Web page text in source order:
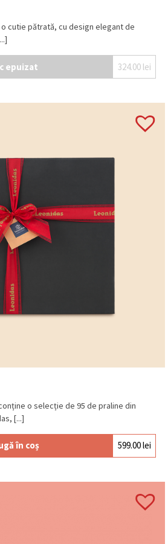
cutie pătrată, cu design elegant de
epuizat 324.00 lei
o selecție de 95 de praline din
[...]
în coș 599.00lei